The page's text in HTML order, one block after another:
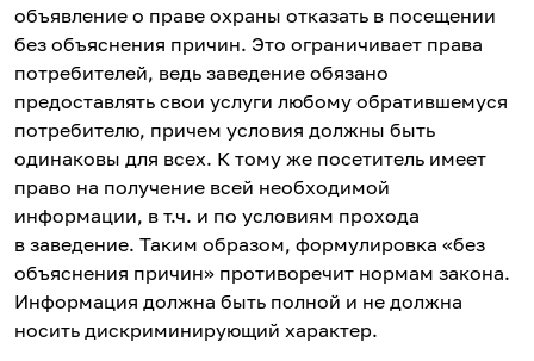
объявление о праве охраны отказать в посещении
без объяснения причин. Это ограничивает права
потребителей, ведь заведение обязано
предоставлять свои услуги любому обратившемуся
потребителю, причем условия должны быть
одинаковы для всех. К тому же посетитель имеет
право на получение всей необходимой
информации, в т.ч. и по условиям прохода
в заведение. Таким образом, формулировка «без
объяснения причин» противоречит нормам закона.
Информация должна быть полной и не должна
носить дискриминирующий характер.